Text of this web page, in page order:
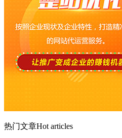
热门文章Hot articles